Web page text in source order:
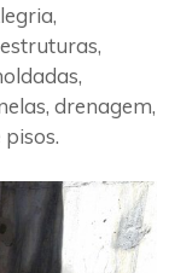
drenagem,